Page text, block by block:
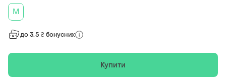
M
до 3.5 ₴ бонусних
Купити